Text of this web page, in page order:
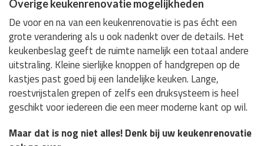
Overige keukenrenovatie mogelijkheden
De voor en na van een keukenrenovatie is pas écht een
grote verandering als u ook nadenkt over de details. Het
keukenbeslag geeft de ruimte namelijk een totaal andere
uitstraling. Kleine sierlijke knoppen of handgrepen op de
kastjes past goed bij een landelijke keuken. Lange,
roestvrijstalen grepen of zelfs een druksysteem is heel
geschikt voor iedereen die een meer moderne kant op wil.
Maar dat is nog niet alles! Denk bij uw keukenrenovatie